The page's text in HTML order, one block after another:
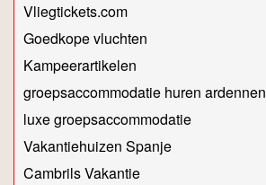
Vliegtickets.com
Goedkope vluchten
Kampeerartikelen
groepsaccommodatie huren ardennen
luxe groepsaccommodatie
Vakantiehuizen Spanje
Cambrils Vakantie